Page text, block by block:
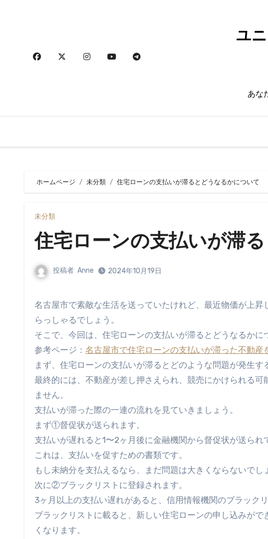
ユ
あな
ホームページ 未分類 住宅ローンの支払いが滞るとどうなるかについて
未分類
住宅ローンの支払いが滞
投稿者 Anne 2024年10月19日
名古屋市で素敵な生活を送っていたけれど、最近物価が上昇して住宅ローンの返済が難しくなってきたという方もい
らっしゃるでしょう。
そこで、今回は、住宅ローンの支払いが滞るとどうなるかに
参考ページ： 名古屋市で住宅ローンの支払いが滞った不動産
まず、住宅ローンの支払いが滞るとどのような問題が発生す
最終的には、不動産が差し押さえられ、競売にかけられる
ません。
支払いが滞った際の一連の流れを見ていきましょう。
まず①督促状が送られます。
支払いが遅れると1〜2ヶ月後に金融機関から督促状が送られ
これは、支払いを促すための書類です。
もし未納分を支払えるなら、まだ問題は大きくならないでし
次に②ブラックリストに登録されます。
3ヶ月以上の支払い遅れがあると、信用情報機関のブラック
ブラックリストに載ると、新しい住宅ローンの申し込みが
くなります。